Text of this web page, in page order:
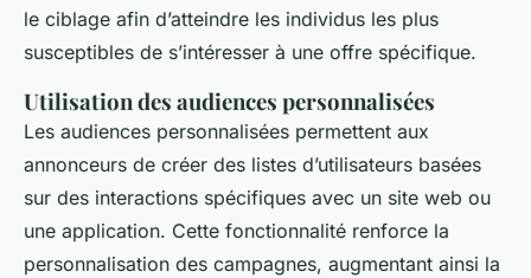
le ciblage afin d’atteindre les individus les plus
susceptibles de s’intéresser à une offre spécifique.
Utilisation des audiences personnalisées
Les audiences personnalisées permettent aux
annonceurs de créer des listes d’utilisateurs basées
sur des interactions spécifiques avec un site web ou
une application. Cette fonctionnalité renforce la
personnalisation des campagnes, augmentant ainsi la